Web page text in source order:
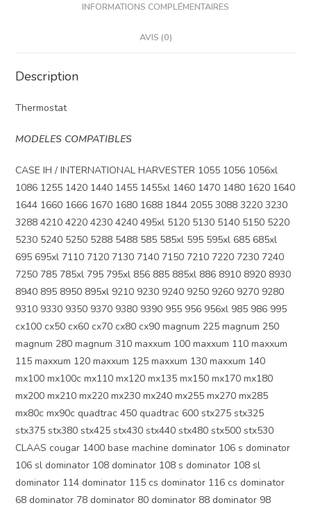
INFORMATIONS COMPLÉMENTAIRES
AVIS (0)
Description
Thermostat
MODELES COMPATIBLES
CASE IH / INTERNATIONAL HARVESTER 1055 1056 1056xl
1086 1255 1420 1440 1455 1455xl 1460 1470 1480 1620 1640
1644 1660 1666 1670 1680 1688 1844 2055 3088 3220 3230
3288 4210 4220 4230 4240 495xl 5120 5130 5140 5150 5220
5230 5240 5250 5288 5488 585 585xl 595 595xl 685 685xl
695 695xl 7110 7120 7130 7140 7150 7210 7220 7230 7240
7250 785 785xl 795 795xl 856 885 885xl 886 8910 8920 8930
8940 895 8950 895xl 9210 9230 9240 9250 9260 9270 9280
9310 9330 9350 9370 9380 9390 955 956 956xl 985 986 995
cx100 cx50 cx60 cx70 cx80 cx90 magnum 225 magnum 250
magnum 280 magnum 310 maxxum 100 maxxum 110 maxxum
115 maxxum 120 maxxum 125 maxxum 130 maxxum 140
mx100 mx100c mx110 mx120 mx135 mx150 mx170 mx180
mx200 mx210 mx220 mx230 mx240 mx255 mx270 mx285
mx80c mx90c quadtrac 450 quadtrac 600 stx275 stx325
stx375 stx380 stx425 stx430 stx440 stx480 stx500 stx530
CLAAS cougar 1400 base machine dominator 106 s dominator
106 sl dominator 108 dominator 108 s dominator 108 sl
dominator 114 dominator 115 cs dominator 116 cs dominator
68 dominator 78 dominator 80 dominator 88 dominator 98